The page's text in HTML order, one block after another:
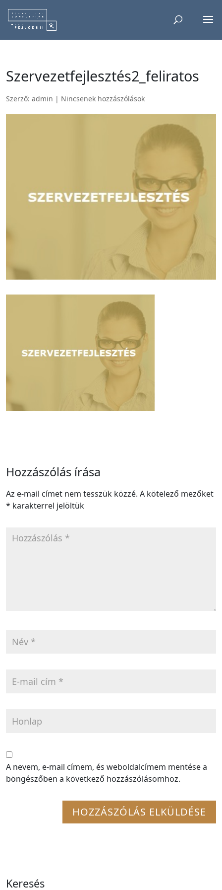
Szervezetfejlesztés2_feliratos
Szerző: admin | Nincsenek hozzászólások
Hozzászólás írása
Az e-mail címet nem tesszük közzé. A kötelező mezőket
* karakterrel jelöltük
A nevem, e-mail címem, és weboldalcímem mentése a
böngészőben a következő hozzászólásomhoz.
Keresés